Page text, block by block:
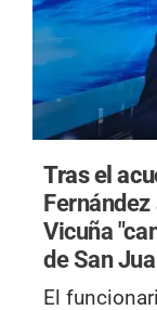
Tras el
Vicuña
de San
El